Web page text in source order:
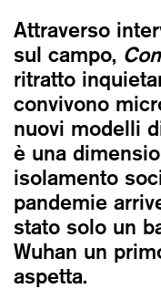
Attraverso
sul campo,
ritratto
convivono
nuovi modelli
è una
isolamento
pandemie
stato solo un
Wuhan un
aspetta.